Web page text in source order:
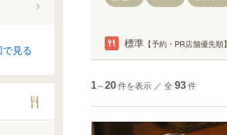
新宿駅
西新宿駅
新宿西口駅
東新宿駅
見る 標準【予約・PR店舗優先順】
1～20件を表示 ／ 全 93件